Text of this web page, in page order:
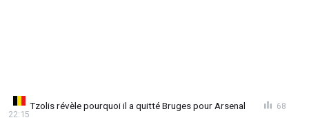
Tzolis révèle pourquoi il a quitté Bruges pour Arsenal
22:15
68